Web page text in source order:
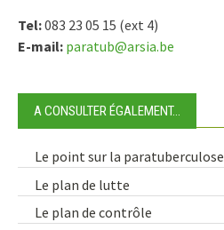
Tel:083 23 05 15 (ext 4)
E-mail: paratub@arsia.be
A CONSULTER ÉGALEMENT…
Le point sur la paratuberculose
Le plan de lutte
Le plan de contrôle